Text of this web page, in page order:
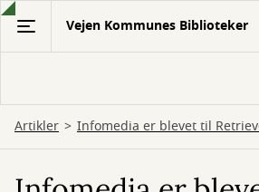
Gå
hovedindhold
Vejen Kommunes Biblioteker
Artikler Infomedia er blevet til